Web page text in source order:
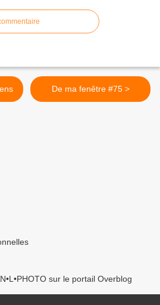
De ma fenêtre #75 >
sur le portail Overblog